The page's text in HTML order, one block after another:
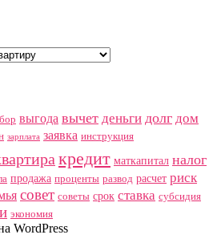
выгода вычет деньги долг дом
зарплата заявка инструкция
кредит маткапитал налог
продажа проценты развод расчет риск
совет советы срок ставка субсидия
экономия
WordPress